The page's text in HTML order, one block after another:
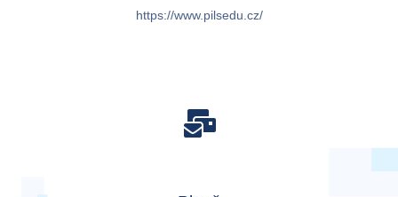
https://www.pilsedu.cz/